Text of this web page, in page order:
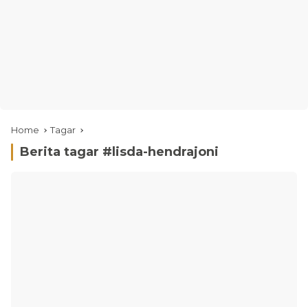
Home Tagar
Berita tagar # lisda-hendrajoni